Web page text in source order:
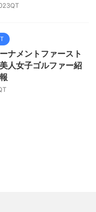
ナメントファースト
人女子ゴルファー紹